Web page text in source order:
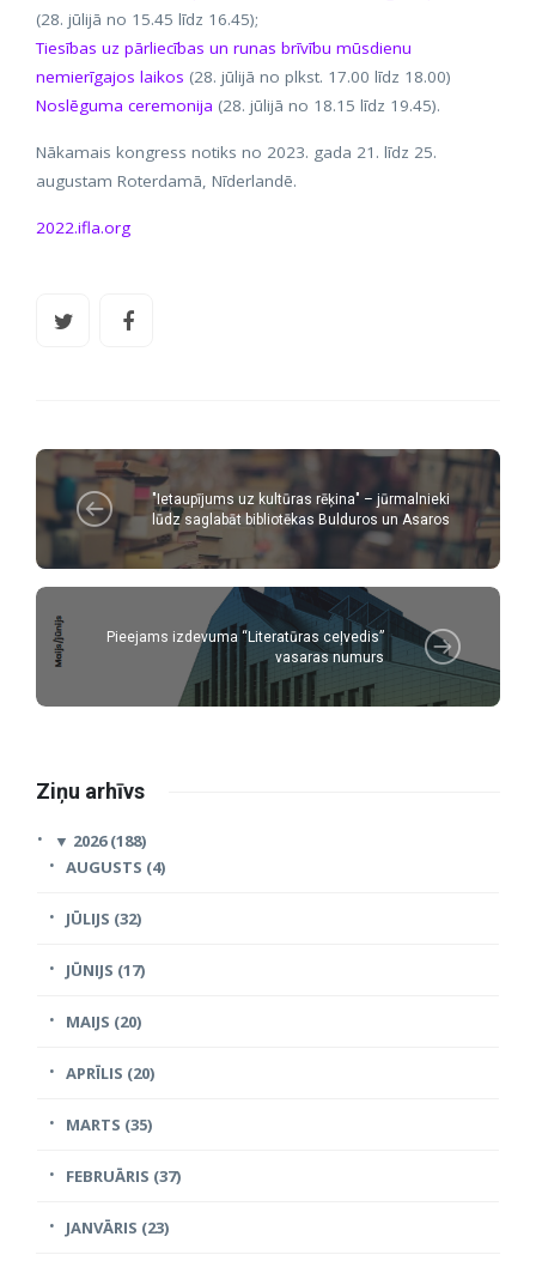
(28. jūlijā no 15.45 līdz 16.45);
Tiesības uz pārliecības un runas brīvību mūsdienu
nemierīgajos laikos (28. jūlijā no plkst. 17.00 līdz 18.00)
Noslēguma ceremonija (28. jūlijā no 18.15 līdz 19.45).
Nākamais kongress notiks no 2023. gada 21. līdz 25.
augustam Roterdamā, Nīderlandē.
2022.ifla.org
"Ietaupījums uz kultūras rēķina" – jūrmalnieki
lūdz saglabāt bibliotēkas Bulduros un Asaros
Pieejams izdevuma “Literatūras ceļvedis”
vasaras numurs
Ziņu arhīvs
▼ 2026 (188)
AUGUSTS (4)
JŪLIJS (32)
JŪNIJS (17)
MAIJS (20)
APRĪLIS (20)
MARTS (35)
FEBRUĀRIS (37)
JANVĀRIS (23)